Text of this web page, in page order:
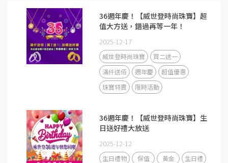
36週年慶！【威世登時尚珠寶】超
值大方送，錯過再等一年！
2025-12-17
威世登時尚珠寶
買二送一
滿仟送佰
週年慶
超值優惠
珠寶特賣
限時活動
36週年慶！【威世登時尚珠寶】生
日送好禮大放送
2025-12-12
生日禮物 保值 黃金
生日禮